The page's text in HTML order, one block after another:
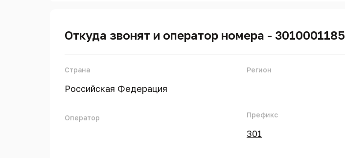
Откуда звонят и оператор номера - 3010001185
Страна
Российская Федерация
Оператор
Регион
Префикс
301